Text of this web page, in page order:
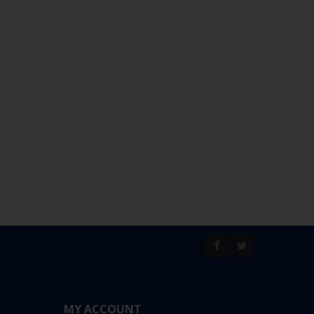
MY ACCOUNT